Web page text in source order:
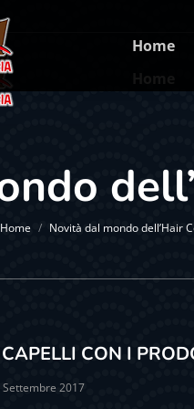
You are here:
Home Novità dal mondo dell’Hair
CON I
Settembre 2017
Home